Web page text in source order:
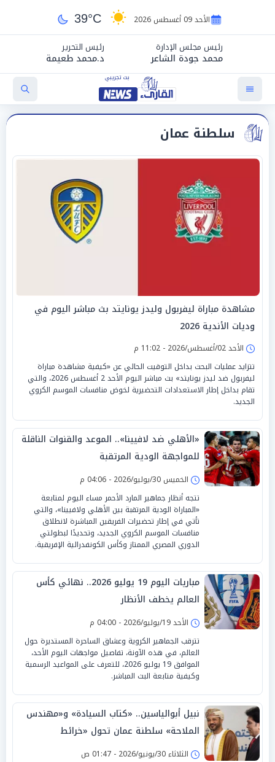
الأحد 09 أغسطس 2026 39°C
رئيس مجلس الإدارة
محمد جودة الشاعر
رئيس التحرير
د.محمد طعيمة
سلطنة عمان
مشاهدة مباراة ليفربول وليدز يونايتد بث مباشر اليوم في
وديات الأندية 2026
الأحد 02/أغسطس/2026 - 11:02 م
تتزايد عمليات البحث بداخل التوقيت الحالي عن «كيفية مشاهدة مباراة
ليفربول ضد ليدز يونايتد» بث مباشر اليوم الأحد 2 أغسطس 2026، والتي
تقام بداخل إطار الاستعدادات التحضيرية لخوض منافسات الموسم الكروي
الجديد.
«الأهلي ضد لافيينا».. الموعد والقنوات الناقلة
للمواجهة الودية المرتقبة
الخميس 30/يوليو/2026 - 04:06 م
تتجه أنظار جماهير المارد الأحمر مساء اليوم لمتابعة
«المباراة الودية المرتقبة بين الأهلي ولافيينا»، والتي
تأتي في إطار تحضيرات الفريقين المباشرة لانطلاق
منافسات الموسم الكروي الجديد، وتحديدًا لبطولتي
الدوري المصري الممتاز وكأس الكونفدرالية الإفريقية.
مباريات اليوم 19 يوليو 2026.. نهائي كأس
العالم يخطف الأنظار
الأحد 19/يوليو/2026 - 04:00 م
تترقب الجماهير الكروية وعشاق الساحرة المستديرة حول
العالم، في هذه الآونة، تفاصيل مواجهات اليوم الأحد،
الموافق 19 يوليو 2026، للتعرف على المواعيد الرسمية
وكيفية متابعة البث المباشر.
نبيل أبوالياسين.. «كتاب السيادة» و«مهندس
الملاحة» سلطنة عمان تحول «خرائط
التفاوض» إلى «منصات السادة»
الثلاثاء 30/يونيو/2026 - 01:47 ص